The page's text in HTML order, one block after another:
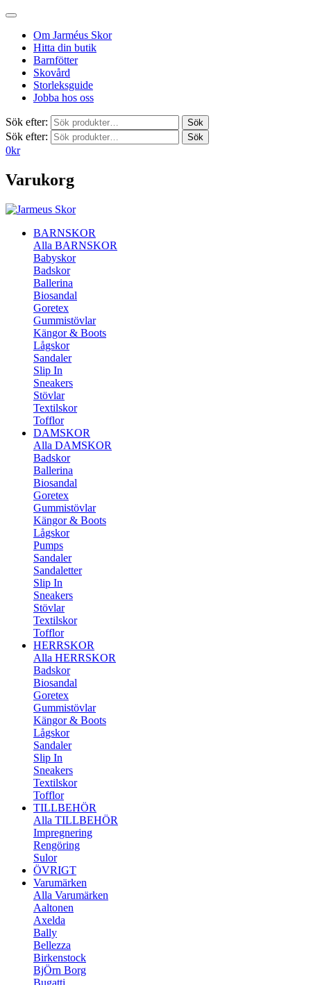
Om Jarméus Skor
Hitta din butik
Barnfötter
Skovård
Storleksguide
Jobba hos oss
Sök efter: Sök
Sök efter: Sök
0kr
Varukorg
BARNSKOR
Alla BARNSKOR
Babyskor
Badskor
Ballerina
Biosandal
Goretex
Gummistövlar
Kängor & Boots
Lågskor
Sandaler
Slip In
Sneakers
Stövlar
Textilskor
Tofflor
DAMSKOR
Alla DAMSKOR
Badskor
Ballerina
Biosandal
Goretex
Gummistövlar
Kängor & Boots
Lågskor
Pumps
Sandaler
Sandaletter
Slip In
Sneakers
Stövlar
Textilskor
Tofflor
HERRSKOR
Alla HERRSKOR
Badskor
Biosandal
Goretex
Gummistövlar
Kängor & Boots
Lågskor
Sandaler
Slip In
Sneakers
Textilskor
Tofflor
TILLBEHÖR
Alla TILLBEHÖR
Impregnering
Rengöring
Sulor
ÖVRIGT
Varumärken
Alla Varumärken
Aaltonen
Axelda
Bally
Bellezza
Birkenstock
BjÖrn Borg
Bugatti